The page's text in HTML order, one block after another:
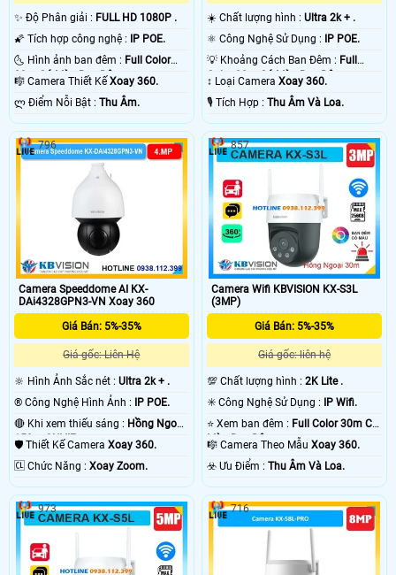
✨ Độ Phân giải : FULL HD 1080P .
🌠 Tích hợp công nghệ :
IP POE.
🌜 Hình ảnh ban đêm : Full Color
30m Có Màu Ban Ðêm.
🎼️ Camera Thiết Kế Xoay 360.
️ლ Điểm Nỗi Bật : Thu Âm.
☀️ Chất lượng hình :Ultra 2k + .
⚛️ Công Nghệ Sử Dụng :
IP POE.
💡 Khoảng Cách Ban Đêm : Full
Color 30m Có Màu Ban Ðêm.
↕️ Loại CameraXoay 360.
️🎙 Tích Hợp :Thu Âm Và Loa.
Camera Speeddome AI KX-
DAi4328GPN3-VN Xoay 360
Giá Bán: 5%-35%
Giá gốc: Liên Hệ
🔆 Hình Ảnh Sắc nét : Ultra 2k + .
®️ Công Nghệ Hình Ảnh : IP POE.
🔴 Khi xem thiếu sáng : Hồng Ngoại
150m ONVIF.
🛡 Thiết Kế Camera Xoay 360.
️🆑 Chức Năng : Xoay Zoom.
796
Camera Wifi KBVISION KX-S3L
(3MP)
Giá Bán: 5%-35%
Giá gốc: liên hệ
💯 Chất lượng hình :2K Lite .
✳️ Công Nghệ Sử Dụng : IP Wifi.
⭐ Xem ban đêm : Full Color 30m Có
Màu Ban Ðêm.
🎼️ Camera Theo MẫuXoay 360.
️☣️ Ưu Điểm :Thu Âm Và Loa.
857
973 716